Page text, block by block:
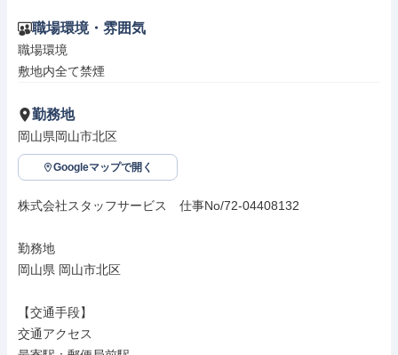
職場環境・雰囲気
職場環境
敷地内全て禁煙
勤務地
岡山県岡山市北区
Googleマップで開く
株式会社スタッフサービス　仕事No/72-04408132
勤務地
岡山県 岡山市北区
【交通手段】
交通アクセス